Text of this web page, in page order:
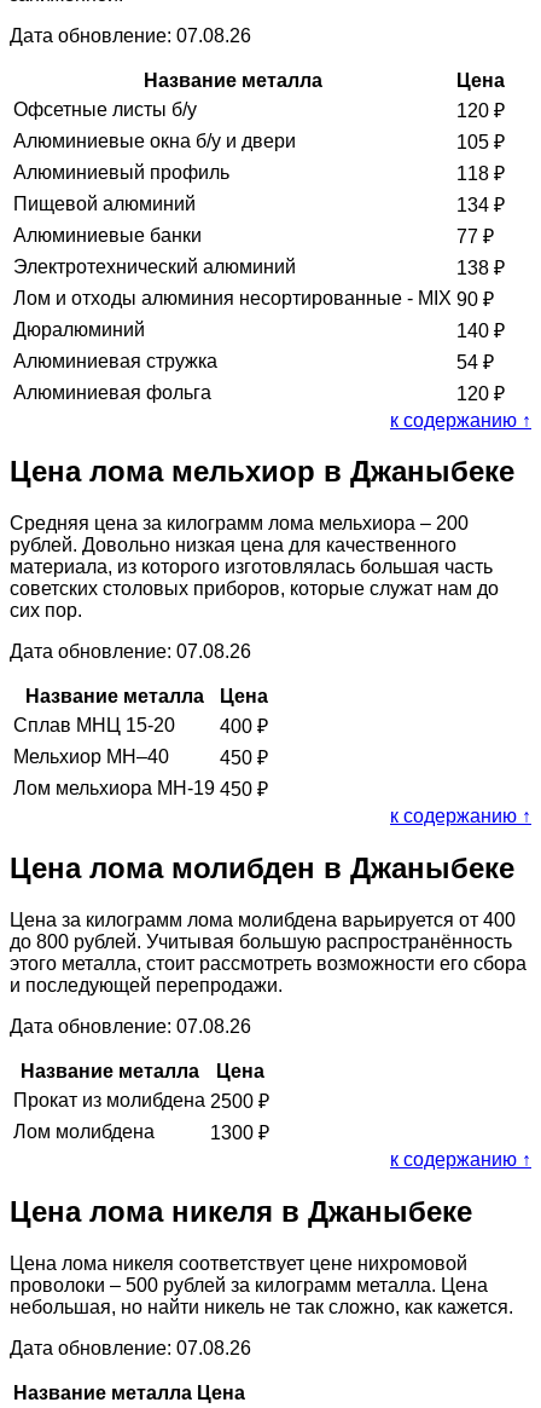
Дата обновление: 07.08.26
Название металла
Цена
Офсетные листы б/у
120 ₽
Алюминиевые окна б/у и двери
105 ₽
Алюминиевый профиль
118 ₽
Пищевой алюминий
134 ₽
Алюминиевые банки
77 ₽
Электротехнический алюминий
138 ₽
Лом и отходы алюминия несортированные - MIX 90 ₽
Дюралюминий
140 ₽
Алюминиевая стружка
54 ₽
Алюминиевая фольга
120 ₽
к содержанию ↑
Цена лома мельхиор в Джаныбеке
Средняя цена за килограмм лома мельхиора – 200
рублей. Довольно низкая цена для качественного
материала, из которого изготовлялась большая часть
советских столовых приборов, которые служат нам до
сих пор.
Дата обновление: 07.08.26
Название металла
Цена
Сплав МНЦ 15-20
400 ₽
Мельхиор МН–40
450 ₽
Лом мельхиора МН-19 450 ₽
к содержанию ↑
Цена лома молибден в Джаныбеке
Цена за килограмм лома молибдена варьируется от 400
до 800 рублей. Учитывая большую распространённость
этого металла, стоит рассмотреть возможности его сбора
и последующей перепродажи.
Дата обновление: 07.08.26
Название металла
Цена
Прокат из молибдена 2500 ₽
Лом молибдена
1300 ₽
к содержанию ↑
Цена лома никеля в Джаныбеке
Цена лома никеля соответствует цене нихромовой
проволоки – 500 рублей за килограмм металла. Цена
небольшая, но найти никель не так сложно, как кажется.
Дата обновление: 07.08.26
Название металла Цена